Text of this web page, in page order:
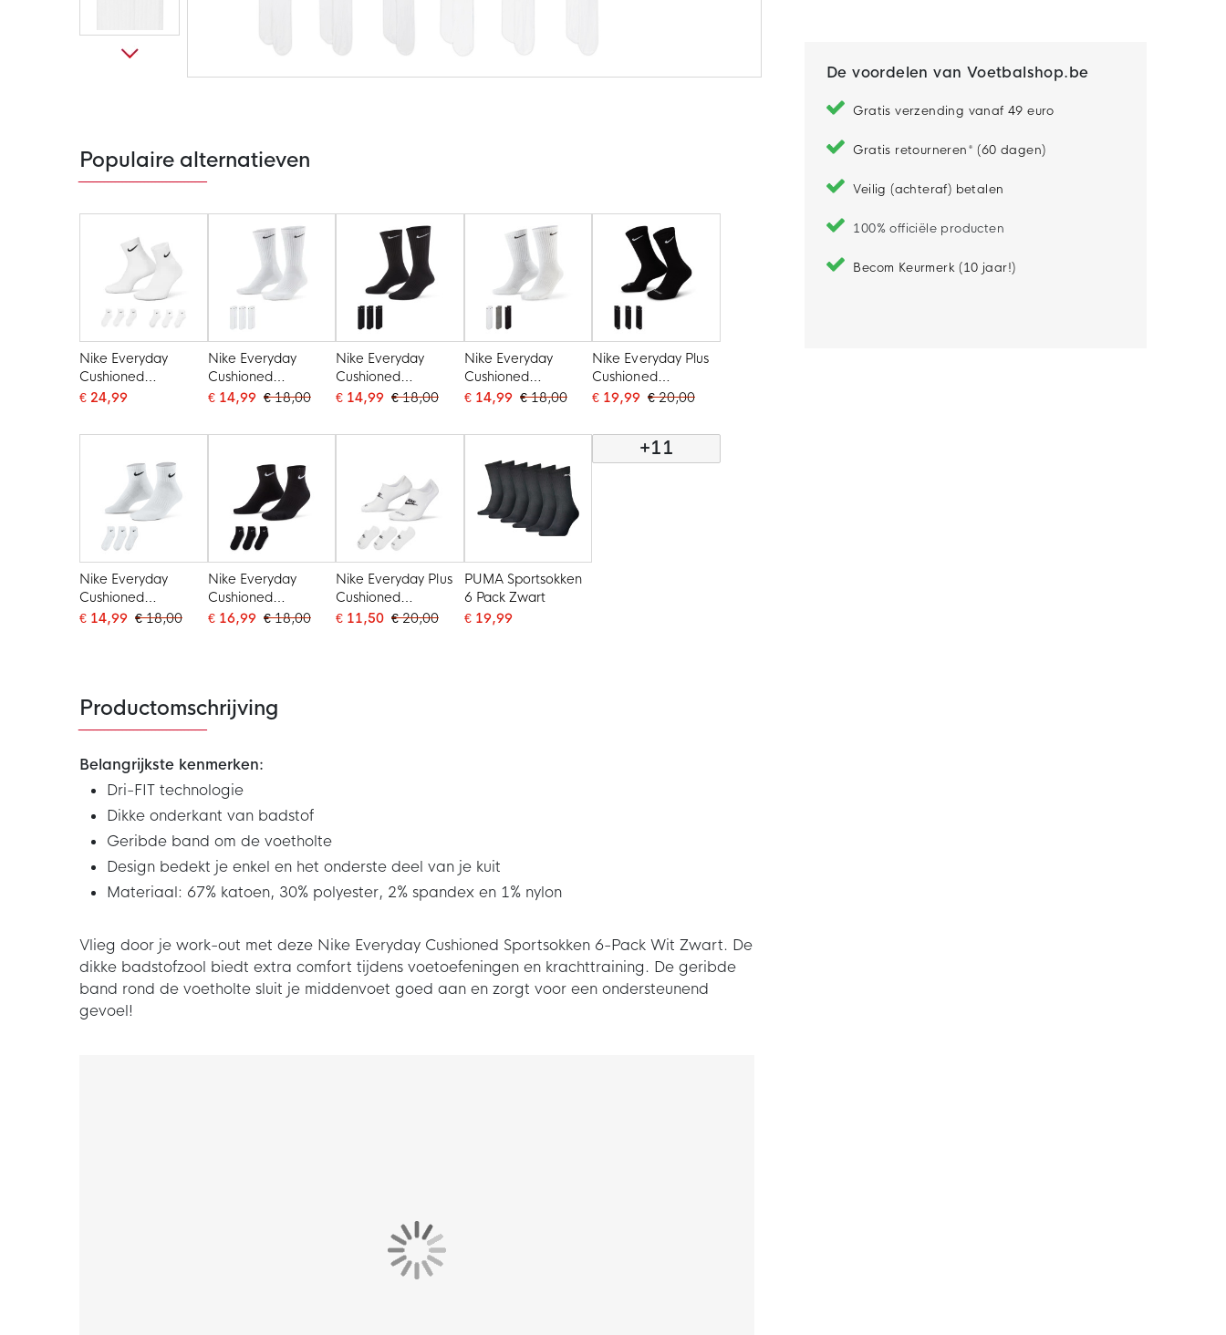
de
afbeeldingen-
gallerij
De voordelen van Voetbalshop.be
Gratis verzending vanaf 49 euro
Gratis retourneren* (60 dagen)
Veilig (achteraf) betalen
100% officiële producten
Becom Keurmerk (10 jaar!)
Populaire alternatieven
Nike Everyday
Cushioned
Sportsokken
Wit Zwart
€ 24,99
Nike Everyday
Cushioned
Sportsokken 3-Pack
€ 14,99 € 18,00
Nike Everyday
Cushioned
Sportsokken 3-Pack
€ 14,99 € 18,00
Nike Everyday
Cushioned
Sportsokken 3-Pack
€ 14,99 € 18,00
Nike Everyday Plus
Cushioned
Sportsokken 3-Pack
€ 19,99 € 20,00
Nike Everyday
Cushioned
Sportsokken
€ 14,99 € 18,00
Nike Everyday
Cushioned
Sportsokken
€ 16,99 € 18,00
Nike Everyday Plus
Cushioned
Sportsokken 3-Pack
€ 11,50 € 20,00
PUMA Sportsokken
6 Pack Zwart
€ 19,99
+11
Productomschrijving
Belangrijkste kenmerken:
Dri-FIT technologie
Dikke onderkant van badstof
Geribde band om de voetholte
Design bedekt je enkel en het onderste deel van je kuit
Materiaal: 67% katoen, 30% polyester, 2% spandex en 1% nylon
Vlieg door je work-out met deze Nike Everyday Cushioned Sportsokken 6-Pack Wit Zwart. De
dikke badstofzool biedt extra comfort tijdens voetoefeningen en krachttraining. De geribde
band rond de voetholte sluit je middenvoet goed aan en zorgt voor een ondersteunend
gevoel!